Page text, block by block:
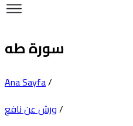
سورة طه
Ana Sayfa/
ورش عن نافع/